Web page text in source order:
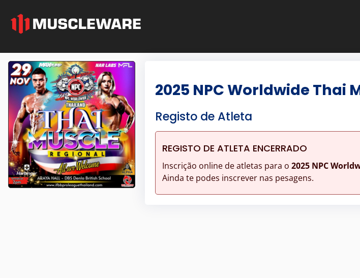
2025 NPC Worldwide Thai
Registo de Atleta
REGISTO DE ATLETA ENCERRADO
Inscrição online de atletas para o 2025 NPC
Ainda te podes inscrever nas pesagens.